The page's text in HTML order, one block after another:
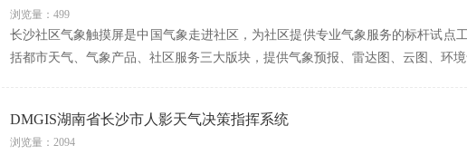
浏览量：499
长沙社区气象触摸屏是中国气象走进社区，为社区提供专业气象服务的标杆试点
括都市天气、气象产品、社区服务三大版块，提供气象预报、雷达图、云图、环
DMGIS湖南省长沙市人影天气决策指挥系统
浏览量：2094